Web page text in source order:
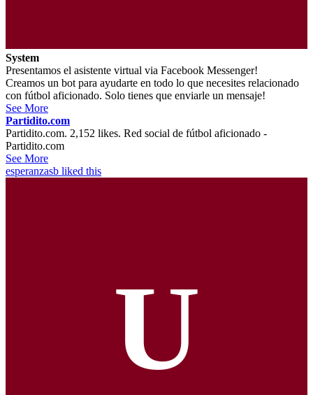
System
Presentamos el asistente virtual via Facebook Messenger!
Creamos un bot para ayudarte en todo lo que necesites relacionado
con fútbol aficionado. Solo tienes que enviarle un mensaje!
See More
Partidito.com
Partidito.com. 2,152 likes. Red social de fútbol aficionado -
Partidito.com
See More
esperanzasb liked this
U